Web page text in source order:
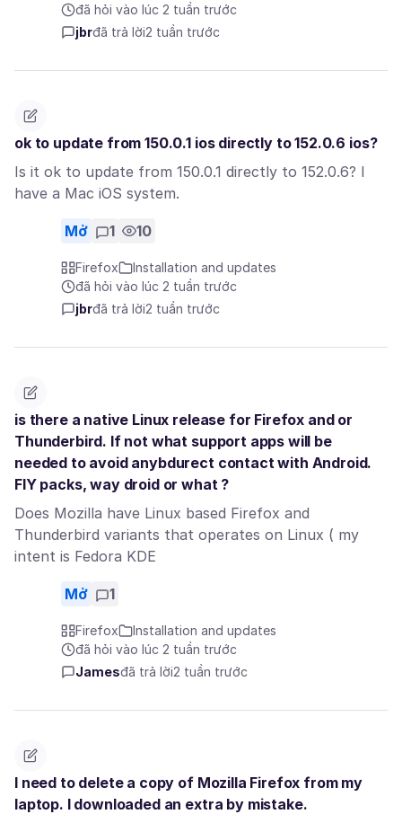
đã hỏi vào lúc 2 tuần trước
jbrđã trả lời2 tuần trước
ok to update from 150.0.1 ios directly to 152.0.6 ios?
Is it ok to update from 150.0.1 directly to 152.0.6? I
have a Mac iOS system.
Mở 1 10
Firefox
Installation and updates
đã hỏi vào lúc 2 tuần trước
jbrđã trả lời2 tuần trước
is there a native Linux release for Firefox and or
Thunderbird. If not what support apps will be
needed to avoid anybdurect contact with Android.
FlY packs, way droid or what ?
Does Mozilla have Linux based Firefox and
Thunderbird variants that operates on Linux ( my
intent is Fedora KDE
Mở 1
Firefox
Installation and updates
đã hỏi vào lúc 2 tuần trước
Jamesđã trả lời2 tuần trước
I need to delete a copy of Mozilla Firefox from my
laptop. I downloaded an extra by mistake.